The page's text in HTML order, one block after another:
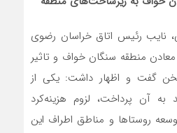
نایب رئیس اتاق خراسان رضوی
معادن منطقه سنگان خواف و تاثیر
گفت و اظهار داشت: یکی از
آن پرداخت، لزوم هزینه‌کرد
روستاها و مناطق اطراف این